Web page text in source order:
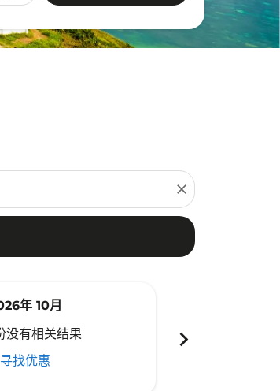
close
年 10月
没有相关结果
寻找优惠
chevron_right